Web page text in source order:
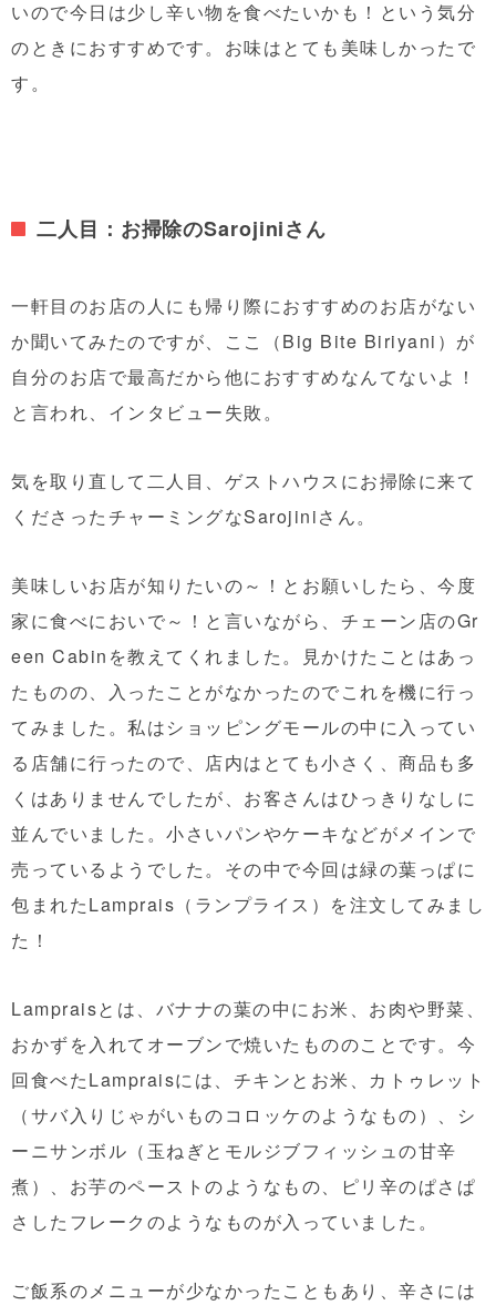
いので今日は少し辛い物を食べたいかも！という気分
のときにおすすめです。お味はとても美味しかったで
す。
二人目：お掃除のSarojiniさん
一軒目のお店の人にも帰り際におすすめのお店がない
か聞いてみたのですが、ここ（Big Bite Biriyani）が
自分のお店で最高だから他におすすめなんてないよ！
と言われ、インタビュー失敗。
気を取り直して二人目、ゲストハウスにお掃除に来て
くださったチャーミングなSarojiniさん。
美味しいお店が知りたいの～！とお願いしたら、今度
家に食べにおいで～！と言いながら、チェーン店のGr
een Cabinを教えてくれました。見かけたことはあっ
たものの、入ったことがなかったのでこれを機に行っ
てみました。私はショッピングモールの中に入ってい
る店舗に行ったので、店内はとても小さく、商品も多
くはありませんでしたが、お客さんはひっきりなしに
並んでいました。小さいパンやケーキなどがメインで
売っているようでした。その中で今回は緑の葉っぱに
包まれたLamprais（ランプライス）を注文してみまし
た！
Lampraisとは、バナナの葉の中にお米、お肉や野菜、
おかずを入れてオーブンで焼いたもののことです。今
回食べたLampraisには、チキンとお米、カトゥレット
（サバ入りじゃがいものコロッケのようなもの）、シ
ーニサンボル（玉ねぎとモルジブフィッシュの甘辛
煮）、お芋のペーストのようなもの、ピリ辛のぱさぱ
さしたフレークのようなものが入っていました。
ご飯系のメニューが少なかったこともあり、辛さには